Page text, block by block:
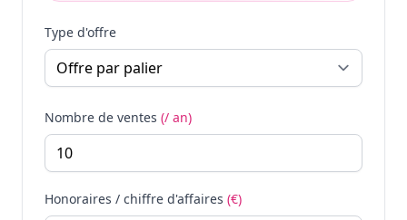
Type d'offre
Nombre de ventes (/ an)
Honoraires / chiffre d'affaires (€)